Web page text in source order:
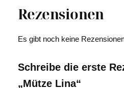
Rezensionen
Es gibt noch keine
Schreibe die erste
„Mütze Lina“